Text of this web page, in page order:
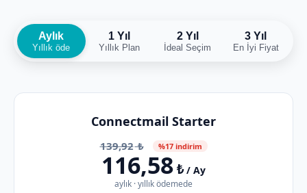
Aylık
Yıllık öde
1 Yıl
Yıllık Plan
2 Yıl
İdeal Seçim
3 Yıl
En İyi Fiyat
Connectmail Starter
139,92₺ %17 indirim
116,58 ₺/ Ay
aylık · yıllık ödemede